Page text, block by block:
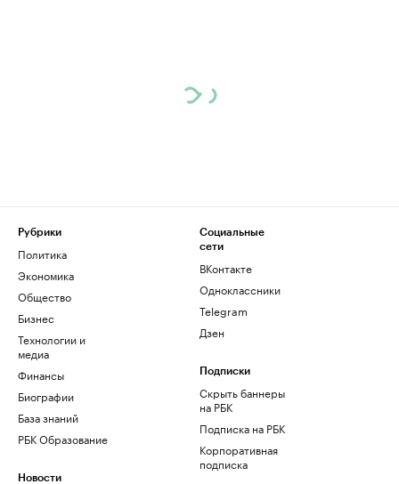
Рубрики
Политика
Экономика
Общество
Бизнес
Технологии и
медиа
Финансы
Биографии
База знаний
РБК Образование
Новости
Социальные
сети
ВКонтакте
Одноклассники
Telegram
Дзен
Подписки
Скрыть баннеры
на РБК
Подписка на РБК
Корпоративная
подписка